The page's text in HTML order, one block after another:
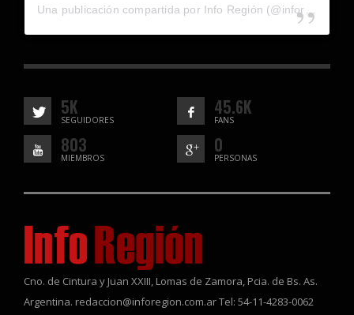
5K
SEGUIDORES
45.6K
FANS
803
MIEMBROS
0
PERSONAS
Cno. de Cintura y Juan XXIII, Lomas de Zamora, Pcia. de Bs. As.
Argentina. redaccion@inforegion.com.ar Tel: 54-11-4283-0062